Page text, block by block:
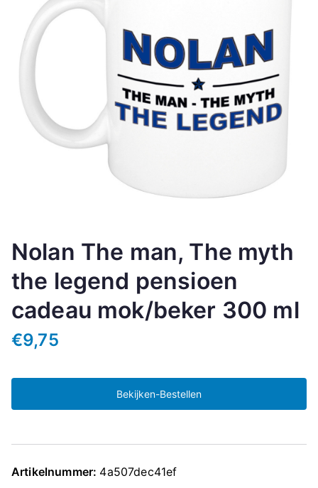
Nolan The man, The myth
the legend pensioen
cadeau mok/beker 300 ml
€9,75
Bekijken-Bestellen
Artikelnummer: 4a507dec41ef